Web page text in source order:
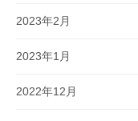
2023年2月
2023年1月
2022年12月